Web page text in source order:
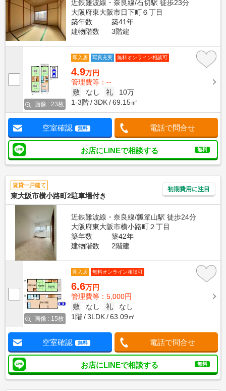
近鉄難波線・奈良線/石切駅 徒歩23分
大阪府東大阪市日下町６丁目
築年数
築41年
建物階数
3階建
画像 : 23枚
即入居 写真充実 無料オンライン相談可
4.9万円
管理費等：--
敷
なし 礼
10万
1-3階
3DK 69.15㎡
空室確認 無料 電話で問合せ
お店にLINEで相談する 無料
賃貸一戸建て
東大阪市横小路町2駐車場付き
初期費用に注目
近鉄難波線・奈良線/瓢箪山駅 徒歩24分
大阪府東大阪市横小路町２丁目
築年数
築42年
建物階数
2階建
画像 : 15枚
即入居 無料オンライン相談可
6.6万円
管理費等：5,000円
敷
なし 礼
なし
1階
3LDK 63.09㎡
空室確認 無料 電話で問合せ
お店にLINEで相談する 無料